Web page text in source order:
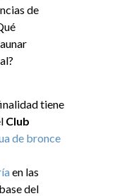
de
tiene
Club
de bronce
en las
del